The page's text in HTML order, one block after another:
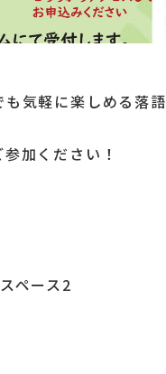
気軽に楽しめる落語
加ください！
ペース2